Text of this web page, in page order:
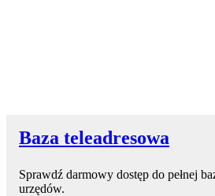
Baza teleadresowa
Sprawdź darmowy dostęp do pełnej
urzędów.